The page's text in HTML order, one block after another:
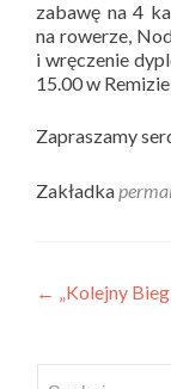
zabawę na 4
na rowerze,
i wręczenie
15.00 w
Zapraszamy
Zakładka
← „Kolejny